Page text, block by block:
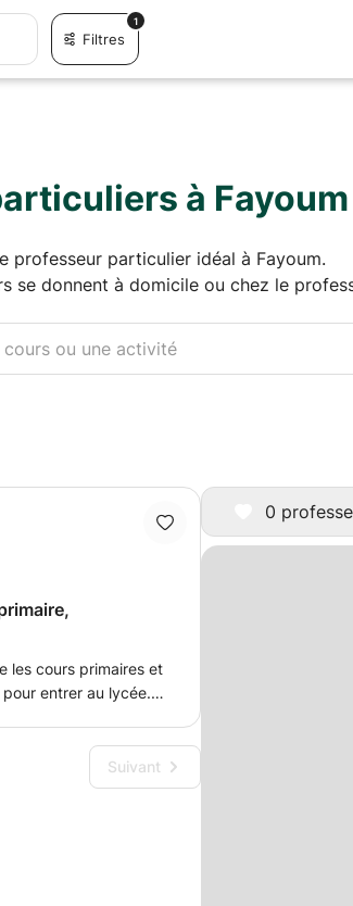
Filtres
1
à Fayoum
professeur particulier idéal à Fayoum.
se donnent à domicile ou chez le
0
les cours primaires et
entrer au lycée.
éducation et deSuivant